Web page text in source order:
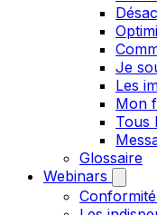
Je
Les
Mon
Tous
Glossaire
Webinars